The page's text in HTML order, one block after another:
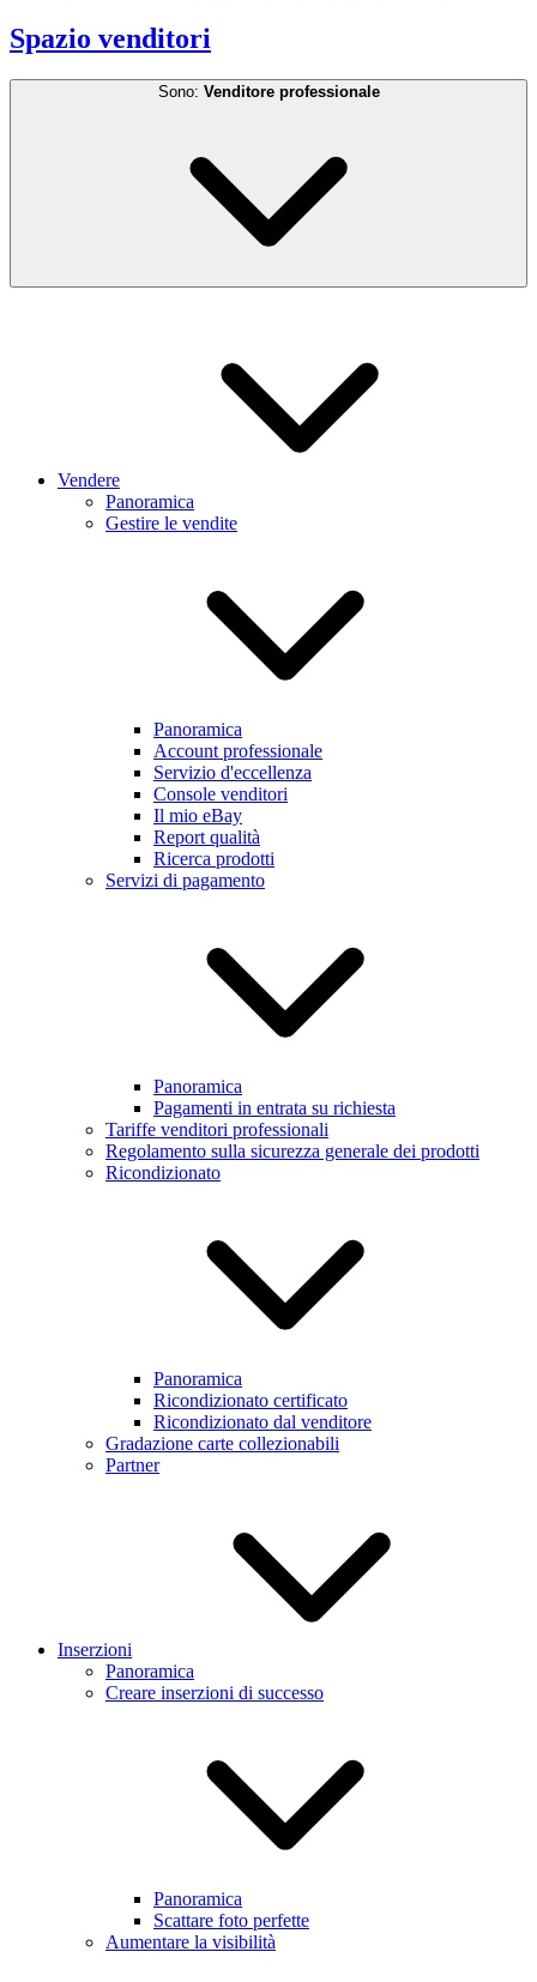
Spazio venditori
Sono: Venditore professionale
Vendere
Panoramica
Gestire le vendite
Panoramica
Account professionale
Servizio d'eccellenza
Console venditori
Il mio eBay
Report qualità
Ricerca prodotti
Servizi di pagamento
Panoramica
Pagamenti in entrata su richiesta
Tariffe venditori professionali
Regolamento sulla sicurezza generale dei prodotti
Ricondizionato
Panoramica
Ricondizionato certificato
Ricondizionato dal venditore
Gradazione carte collezionabili
Partner
Inserzioni
Panoramica
Creare inserzioni di successo
Panoramica
Scattare foto perfette
Aumentare la visibilità